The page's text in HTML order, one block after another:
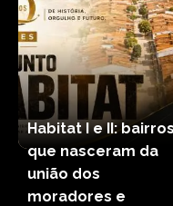
Habitat I e II: bairros
que nasceram da
união dos
moradores e